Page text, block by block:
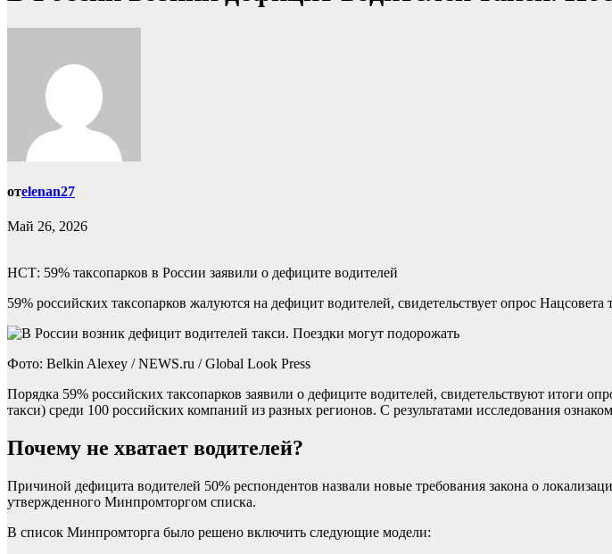
отelenan27
Май 26, 2026
НСТ: 59% таксопарков в России заявили о дефиците водителей
59% российских таксопарков жалуются на дефицит водителей, свидетельствует опрос
Фото: Belkin Alexey / NEWS.ru / Global Look Press
Порядка 59% российских таксопарков заявили о дефиците водителей, свидетельствуют итоги
такси) среди 100 российских компаний из разных регионов. С результатами исследования
Почему не хватает водителей?
Причиной дефицита водителей 50% респондентов назвали новые требования закона о
утвержденного Минпромторгом списка.
В список Минпромторга было решено включить следующие модели: